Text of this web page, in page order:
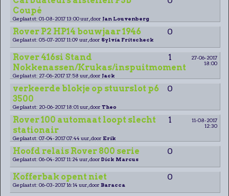
Coupé
Geplaatst: 01-08-2017 13:00 uur, door Jan Louvenberg
Rover P2 HP14 bouwjaar 1946 0
Geplaatst: 05-07-2017 11:09 uur, door Sylvia Fritscheck
Rover 416si Stand
Nokkenassen/Krukas/inspuitmoment
1
27-06-2017
18:00
Geplaatst: 27-06-2017 17:58 uur, door Jack
verkeerde blokje op stuurslot p6
3500
0
Geplaatst: 20-06-2017 18:01 uur, door Theo
Rover 100 automaat loopt slecht
stationair
1
11-08-2017
12:30
Geplaatst: 07-04-2017 07:44 uur, door Erik
Hoofd relais Rover 800 serie 0
Geplaatst: 06-04-2017 11:24 uur, door Dick Marcus
Kofferbak opent niet 0
Geplaatst: 06-03-2017 16:14 uur, door Baracca